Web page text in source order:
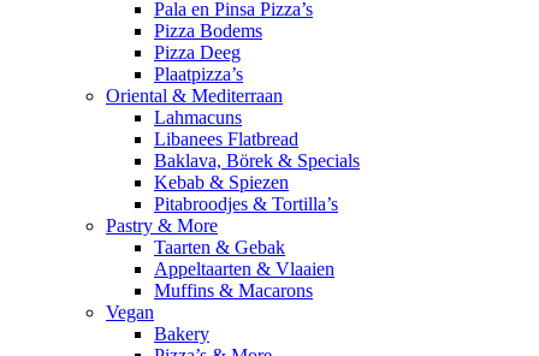
Pala en Pinsa Pizza’s
Pizza Bodems
Pizza Deeg
Plaatpizza’s
Oriental & Mediterraan
Lahmacuns
Libanees Flatbread
Baklava, Börek & Specials
Kebab & Spiezen
Pitabroodjes & Tortilla’s
Pastry & More
Taarten & Gebak
Appeltaarten & Vlaaien
Muffins & Macarons
Vegan
Bakery